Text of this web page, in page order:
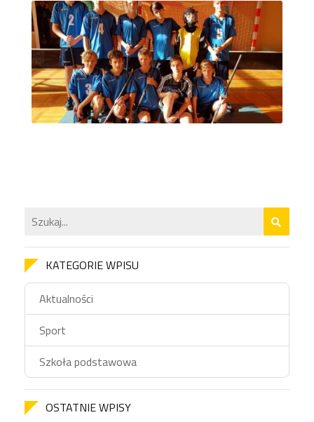
KATEGORIE WPISU
Aktualności
Sport
Szkoła podstawowa
OSTATNIE WPISY